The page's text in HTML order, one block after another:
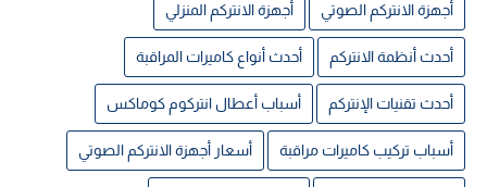
أجهزة الانتركم الصوتي أجهزة الانتركم المنزلي
أحدث أنظمة الانتركم أحدث أنواع كاميرات المراقبة
أحدث تقنيات الإنتركم أسباب أعطال انتركوم كوماكس
أسباب تركيب كاميرات مراقبة أسعار أجهزة الانتركم الصوتي